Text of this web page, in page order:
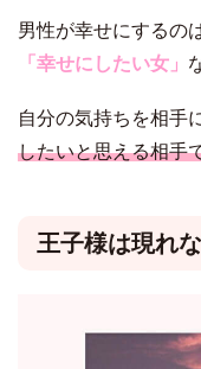
男性が幸せにするの
「幸せにしたい女」
自分の気持ちを相手
したいと思える相手
王子様は現れ